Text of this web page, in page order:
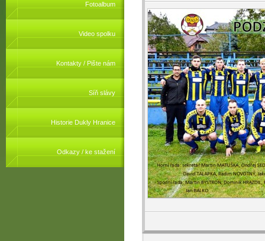
Fotoalbum
Video spolku
Kontakty / Pište nám
Síň slávy
Historie Dukly Hranice
Odkazy / ke stažení